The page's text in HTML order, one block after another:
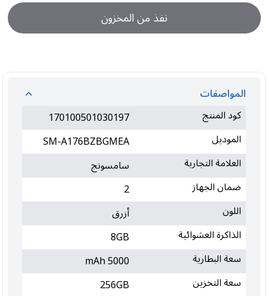
نفذ من المخزون
المواصفات
كود المنتج
170100501030197
الموديل
SM-A176BZBGMEA
العلامة التجارية
سامسونج
ضمان الجهاز
2
اللون
أزرق
الذاكرة العشوائية
8GB
سعة البطارية
5000 mAh
سعة التخزين
256GB